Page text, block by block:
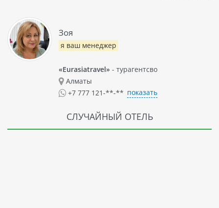
Зоя
я ваш менеджер
«Eurasiatravel» - турагентсво
Алматы
+7 777 121-**-** показать
СЛУЧАЙНЫЙ ОТЕЛЬ